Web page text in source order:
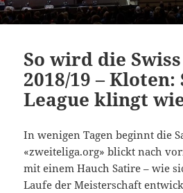
So wird die
2018/19 – Kloten:
League klingt
In wenigen Tagen beginnt die
«zweiteliga.org» blickt nach
mit einem Hauch Satire – wie
Laufe der Meisterschaft